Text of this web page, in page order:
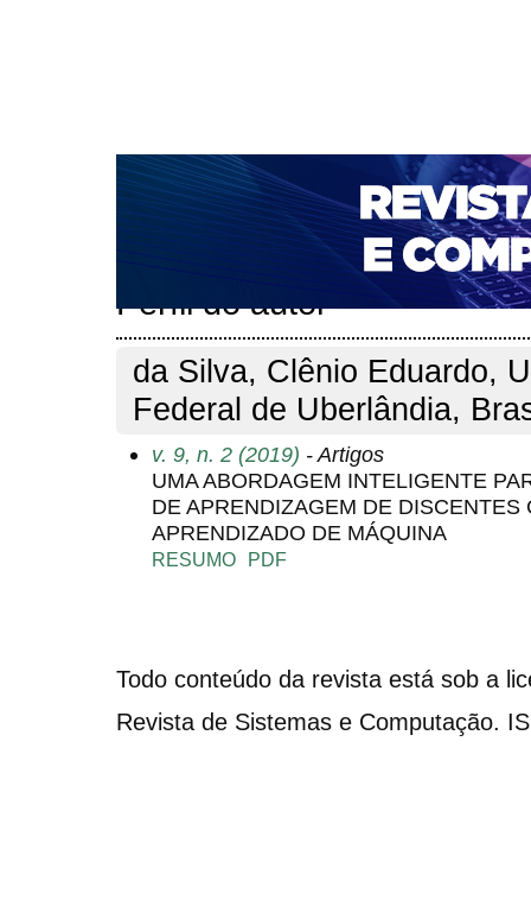
CAPA SOBRE ACESSO CADASTRO
NOTÍCIAS
PORTAL DE REVISTAS DA UNIFACS
PARA AVALIADORES
NOVA SUBMISSÃO
Perfil do autor
da Silva, Clênio Eduardo,
Federal de Uberlândia,
v. 9, n. 2 (2019) - Artigos
UMA ABORDAGEM INTELIGENTE
DE APRENDIZAGEM DE DISCENTES
APRENDIZADO DE MÁQUINA
RESUMO PDF
Todo conteúdo da revista está sob a
Revista de Sistemas e Computação.